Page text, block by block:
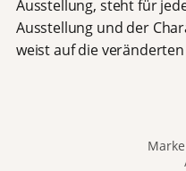
Ausstellung, steht für
Ausstellung und der
weist auf die